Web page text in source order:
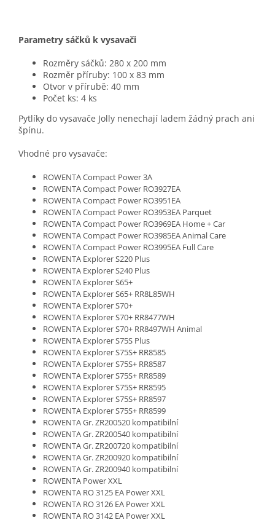
Parametry sáčků k vysavači
Rozměry sáčků: 280 x 200 mm
Rozměr příruby: 100 x 83 mm
Otvor v přírubě: 40 mm
Počet ks: 4 ks
Pytlíky do vysavače Jolly nenechají ladem žádný prach ani
špínu.
Vhodné pro vysavače:
ROWENTA Compact Power 3A
ROWENTA Compact Power RO3927EA
ROWENTA Compact Power RO3951EA
ROWENTA Compact Power RO3953EA Parquet
ROWENTA Compact Power RO3969EA Home + Car
ROWENTA Compact Power RO3985EA Animal Care
ROWENTA Compact Power RO3995EA Full Care
ROWENTA Explorer S220 Plus
ROWENTA Explorer S240 Plus
ROWENTA Explorer S65+
ROWENTA Explorer S65+ RR8L85WH
ROWENTA Explorer S70+
ROWENTA Explorer S70+ RR8477WH
ROWENTA Explorer S70+ RR8497WH Animal
ROWENTA Explorer S75S Plus
ROWENTA Explorer S75S+ RR8585
ROWENTA Explorer S75S+ RR8587
ROWENTA Explorer S75S+ RR8589
ROWENTA Explorer S75S+ RR8595
ROWENTA Explorer S75S+ RR8597
ROWENTA Explorer S75S+ RR8599
ROWENTA Gr. ZR200520 kompatibilní
ROWENTA Gr. ZR200540 kompatibilní
ROWENTA Gr. ZR200720 kompatibilní
ROWENTA Gr. ZR200920 kompatibilní
ROWENTA Gr. ZR200940 kompatibilní
ROWENTA Power XXL
ROWENTA RO 3125 EA Power XXL
ROWENTA RO 3126 EA Power XXL
ROWENTA RO 3142 EA Power XXL